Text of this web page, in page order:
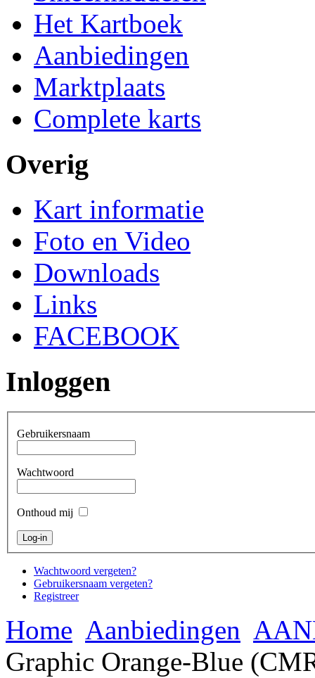
Het Kartboek
Aanbiedingen
Marktplaats
Complete karts
Overig
Kart informatie
Foto en Video
Downloads
Links
FACEBOOK
Inloggen
Gebruikersnaam
Wachtwoord
Onthoud mij
Wachtwoord vergeten?
Gebruikersnaam vergeten?
Registreer
Home Aanbiedingen
Graphic Orange-Blue